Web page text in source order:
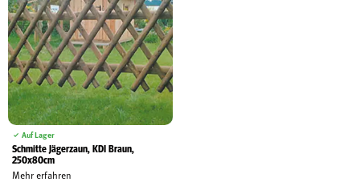
Auf Lager
Schmitte Jägerzaun, KDI Braun,
250x80cm
Mehr erfahren